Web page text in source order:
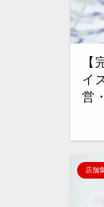
【
イ
営
店舗